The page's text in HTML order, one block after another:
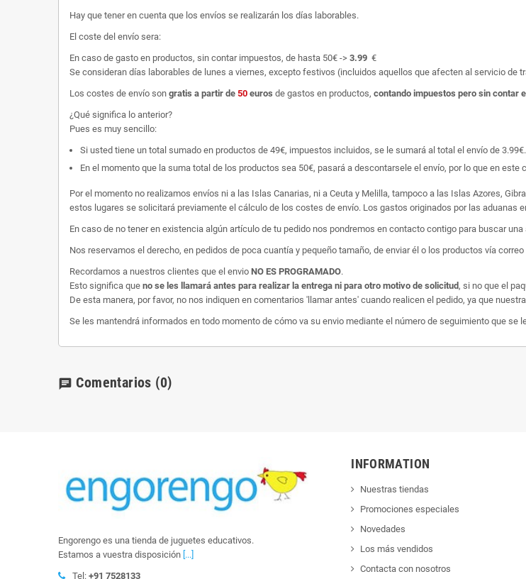
Hay que tener en cuenta que los envíos se realizarán los días laborables.
El coste del envío sera:
En caso de gasto en productos, sin contar impuestos, de hasta 50€ -> 3.99 €
Se consideran días laborables de lunes a viernes, excepto festivos (incluidos aquellos que afecten al servicio de
Los costes de envío son gratis a partir de 50 euros de gastos en productos, contando impuestos pero sin contar
¿Qué significa lo anterior?
Pues es muy sencillo:
Si usted tiene un total sumado en productos de 49€, impuestos incluidos, se le sumará al total el envío de
En el momento que la suma total de los productos sea 50€, pasará a descontarsele el envío, por lo que en este
Por el momento no realizamos envíos ni a las Islas Canarias, ni a Ceuta y Melilla, tampoco a las Islas Azores,
estos lugares se solicitará previamente el cálculo de los costes de envío. Los gastos originados por las aduanas
En caso de no tener en existencia algún artículo de tu pedido nos pondremos en contacto contigo para buscar
Nos reservamos el derecho, en pedidos de poca cuantía y pequeño tamaño, de enviar él o los productos vía
Recordamos a nuestros clientes que el envio NO ES PROGRAMADO.
Esto significa que no se les llamará antes para realizar la entrega ni para otro motivo de solicitud , si no que el
De esta manera, por favor, no nos indiquen en comentarios 'llamar antes' cuando realicen el pedido, ya que
Se les mantendrá informados en todo momento de cómo va su envio mediante el número de seguimiento que se
chat Comentarios (0)
Engorengo es una tienda de juguetes educativos.
Estamos a vuestra disposición [...]
Tel: +91 7528133
INFORMATION
Nuestras tiendas
Promociones especiales
Novedades
Los más vendidos
Contacta con nosotros